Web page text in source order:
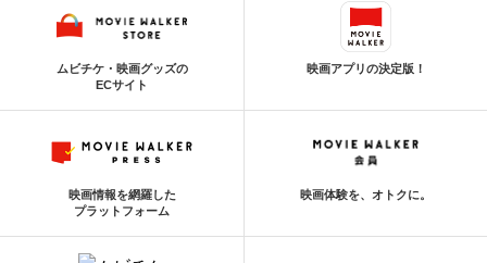
ムビチケ・映画グッズの
ECサイト
映画アプリの決定版！
映画情報を網羅した
プラットフォーム
映画体験を、オトクに。